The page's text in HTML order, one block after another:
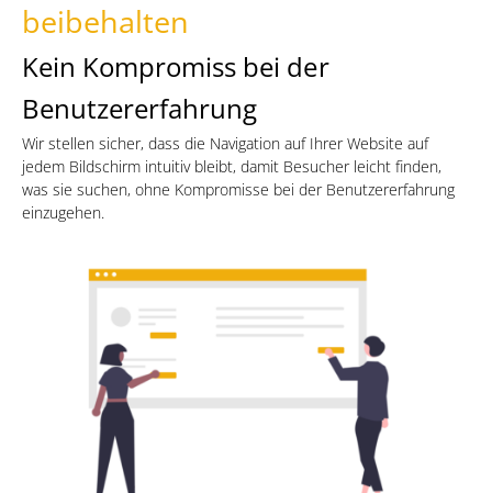
beibehalten
Kein Kompromiss bei der
Benutzererfahrung
Wir stellen sicher, dass die Navigation auf Ihrer Website auf
jedem Bildschirm intuitiv bleibt, damit Besucher leicht finden,
was sie suchen, ohne Kompromisse bei der Benutzererfahrung
einzugehen.